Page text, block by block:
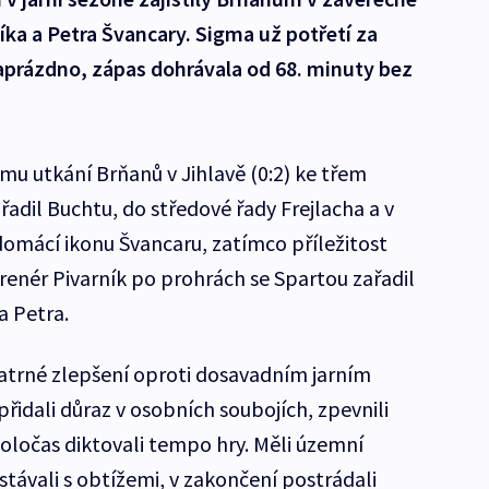
a Petra Švancary. Sigma už potřetí za
zápas dohrávala od 68. minuty bez
utkání Brňanů v Jihlavě (0:2) ke třem
Buchtu, do středové řady Frejlacha a v
ikonu Švancaru, zatímco příležitost
Pivarník po prohrách se Spartou zařadil
Petra.
zlepšení oproti dosavadním jarním
důraz v osobních soubojích, zpevnili
diktovali tempo hry. Měli územní
s obtížemi, v zakončení postrádali